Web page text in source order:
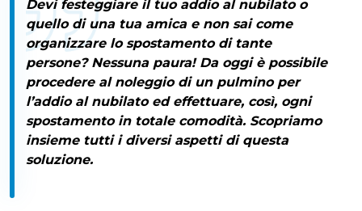
Devi festeggiare il tuo addio al nubilato o
quello di una tua amica e non sai come
organizzare lo spostamento di tante
persone? Nessuna paura! Da oggi è possibile
procedere al noleggio di un pulmino per
l’addio al nubilatoed effettuare, così, ogni
spostamento in totale comodità. Scopriamo
insieme tutti i diversi aspetti di questa
soluzione.